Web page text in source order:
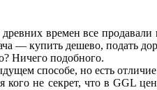
времен все
— купить дешево, подать
Ничего подобного.
способе, но есть
не секрет, что в GGL